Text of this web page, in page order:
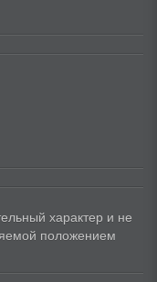
характер и не
положением